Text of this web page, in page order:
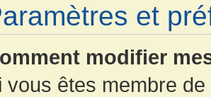
et
modifier
vous êtes membre